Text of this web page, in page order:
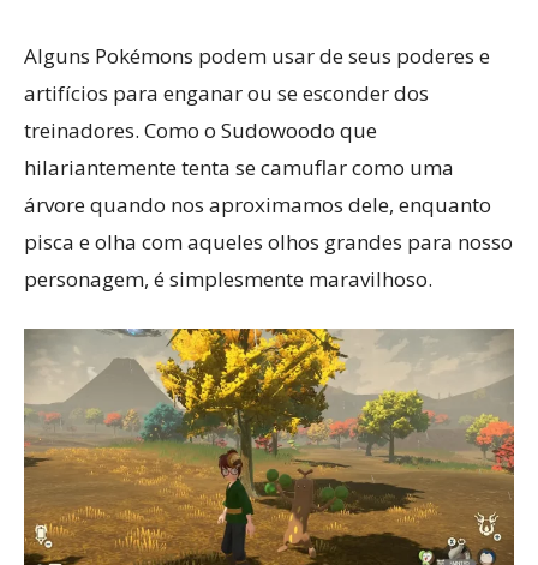
Alguns Pokémons podem usar de seus poderes e
artifícios para enganar ou se esconder dos
treinadores. Como o Sudowoodo que
hilariantemente tenta se camuflar como uma
árvore quando nos aproximamos dele, enquanto
pisca e olha com aqueles olhos grandes para nosso
personagem, é simplesmente maravilhoso.